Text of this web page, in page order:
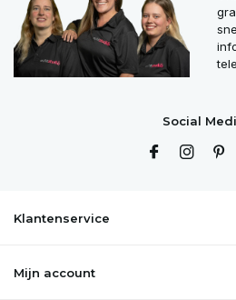
Social
Klantenservice
Mijn account